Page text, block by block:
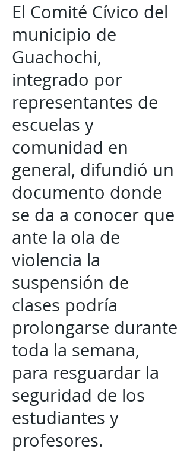
El Comité Cívico del
municipio de
Guachochi,
integrado por
representantes de
escuelas y
comunidad en
general, difundió un
documento donde
se da a conocer que
ante la ola de
violencia la
suspensión de
clases podría
prolongarse durante
toda la semana,
para resguardar la
seguridad de los
estudiantes y
profesores.